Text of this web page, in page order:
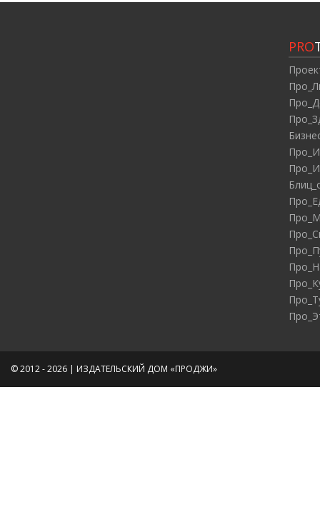
PRO
© 2012 - 2026 | ИЗДАТЕЛЬСКИЙ ДОМ «ПРОДЖИ»